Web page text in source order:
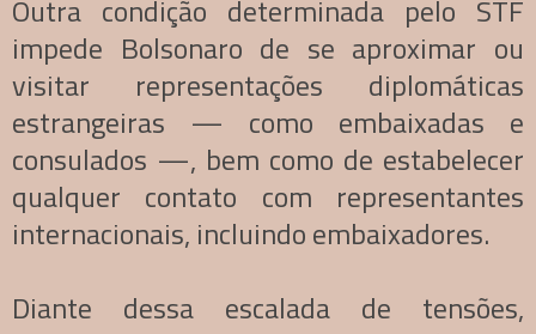
Outra condição determinada pelo STF
impede Bolsonaro de se aproximar ou
visitar representações diplomáticas
estrangeiras — como embaixadas e
consulados —, bem como de estabelecer
qualquer contato com representantes
internacionais, incluindo embaixadores.
Diante dessa escalada de tensões,